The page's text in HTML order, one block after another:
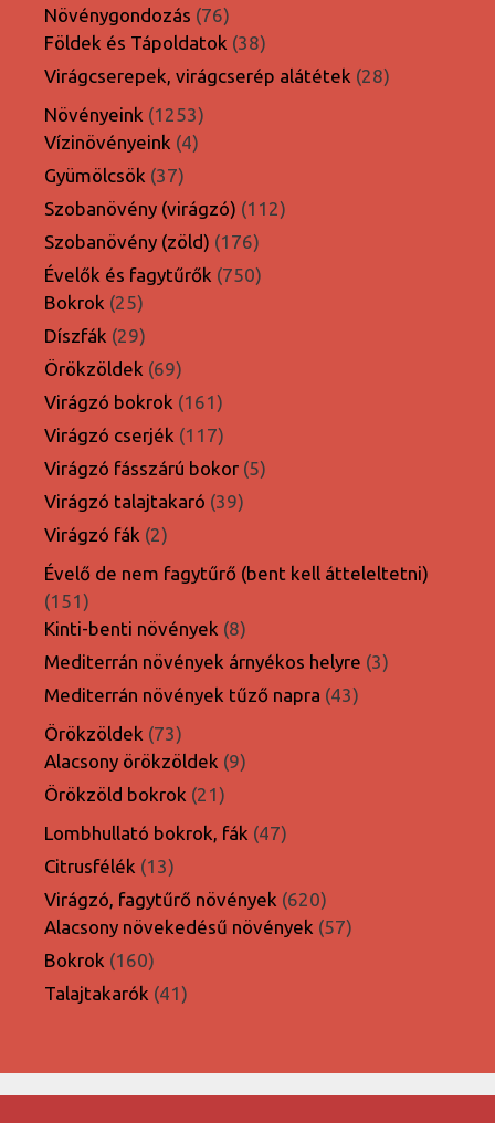
termék
Növénygondozás 7676
termék
Földek és Tápoldatok 3838
termék
Virágcserepek, virágcserép alátétek 2828
Növényeink 12531253
termék
Vízinövényeink 44
Gyümölcsök 3737
termék
Szobanövény (virágzó) 112112
Szobanövény (zöld) 176176
termék
Évelők és fagytűrők 750750
Bokrok 2525
termék
Díszfák 2929
termék
Örökzöldek 6969
termék
Virágzó bokrok 161161
termék
Virágzó cserjék 117117
termék
Virágzó fásszárú bokor 55
Virágzó talajtakaró 3939
Virágzó fák 22
termék
Évelő de nem fagytűrő (bent kell átteleltetni)
151151
termék
Kinti-benti növények 88
termék
Mediterrán növények árnyékos helyre 33
Mediterrán növények tűző napra 4343
Örökzöldek 7373
termék
Alacsony örökzöldek 99
Örökzöld bokrok 2121
termék
Lombhullató bokrok, fák 4747
Citrusfélék 1313
termék
Virágzó, fagytűrő növények 620620
termék
Alacsony növekedésű növények 5757
Bokrok 160160
termék
Talajtakarók 4141